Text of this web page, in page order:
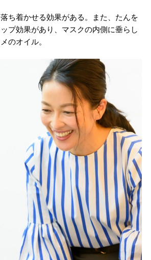
ち着かせる効果がある。また、たんを
プ効果があり、マスクの内側に垂らし
のオイル。